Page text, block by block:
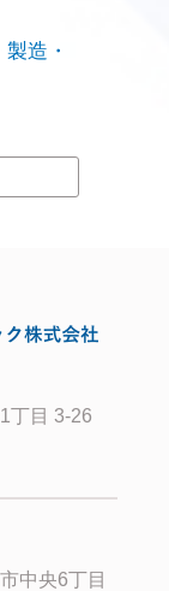
造・
丁目 3-26
中央6丁目